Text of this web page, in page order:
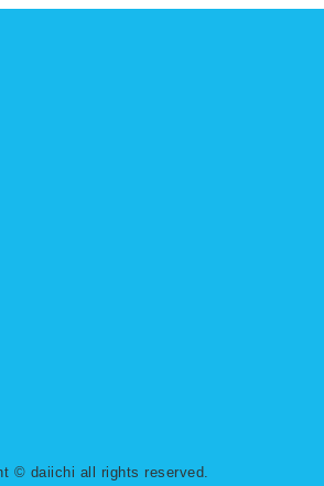
© daiichi all rights reserved.